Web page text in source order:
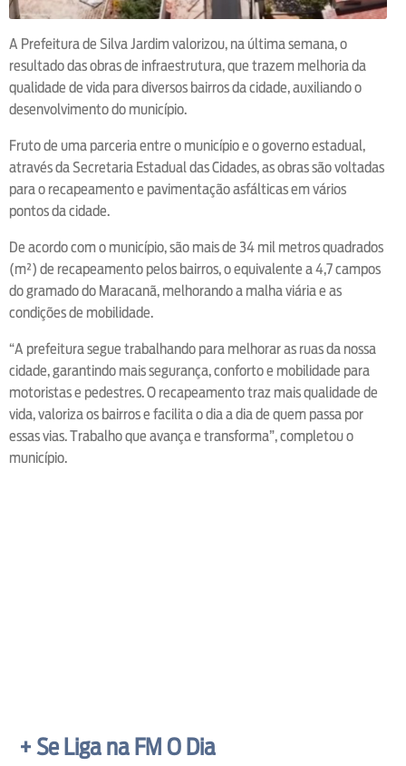
A Prefeitura de Silva Jardim valorizou, na última semana, o
resultado das obras de infraestrutura, que trazem melhoria da
qualidade de vida para diversos bairros da cidade, auxiliando o
desenvolvimento do município.
Fruto de uma parceria entre o município e o governo estadual,
através da Secretaria Estadual das Cidades, as obras são voltadas
para o recapeamento e pavimentação asfálticas em vários
pontos da cidade.
De acordo com o município, são mais de 34 mil metros quadrados
(m²) de recapeamento pelos bairros, o equivalente a 4,7 campos
do gramado do Maracanã, melhorando a malha viária e as
condições de mobilidade.
“A prefeitura segue trabalhando para melhorar as ruas da nossa
cidade, garantindo mais segurança, conforto e mobilidade para
motoristas e pedestres. O recapeamento traz mais qualidade de
vida, valoriza os bairros e facilita o dia a dia de quem passa por
essas vias. Trabalho que avança e transforma”, completou o
município.
+ Se Liga na FM O Dia